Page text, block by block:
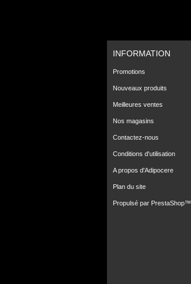
INFORMATION
Promotions
Nouveaux produits
Meilleures ventes
Nos magasins
Contactez-nous
Conditions d'utilisation
A propos d'Adipocere
Plan du site
Propulsé par PrestaShop™